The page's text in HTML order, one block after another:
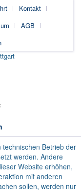
Kontakt
AGB
Betrieb der
werden. Andere
Website erhöhen,
mit anderen
sollen, werden nur